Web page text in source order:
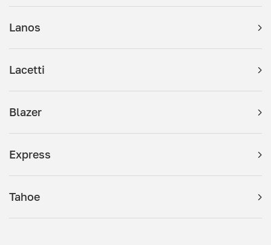
Lanos
Lacetti
Blazer
Express
Tahoe